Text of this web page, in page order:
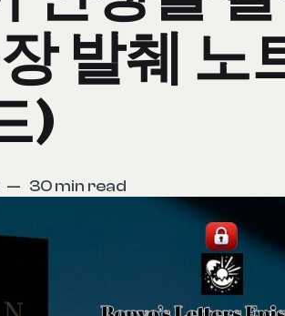
발췌 노
)
— 30 min read